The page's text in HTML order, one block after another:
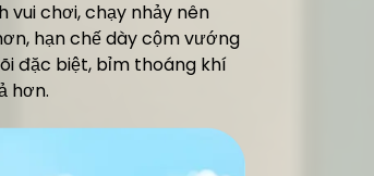
chơi, chạy nhảy nên
hạn chế dày cộm vướng
đặc biệt, bỉm thoáng khí
hơn.